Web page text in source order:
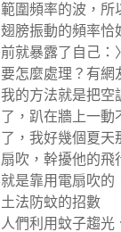
範圍頻率的波，所
翅膀振動的頻率恰
前就暴露了自己：〉
要怎麼處理？有網
我的方法就是把空
了，趴在牆上一動
了，我好幾個夏天
扇吹，幹擾他的飛
就是靠用電扇吹的
土法防蚊的招數
人們利用蚊子趨光